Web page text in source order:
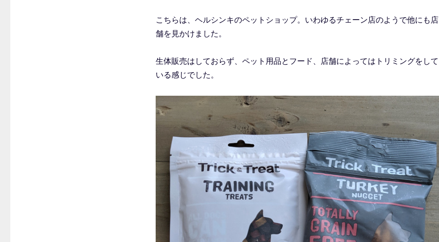
こちらは、ヘルシンキのペットショップ。いわゆるチェーン店のようで他にも店
舗を見かけました。
生体販売はしておらず、ペット用品とフード、店舗によってはトリミングをして
いる感じでした。